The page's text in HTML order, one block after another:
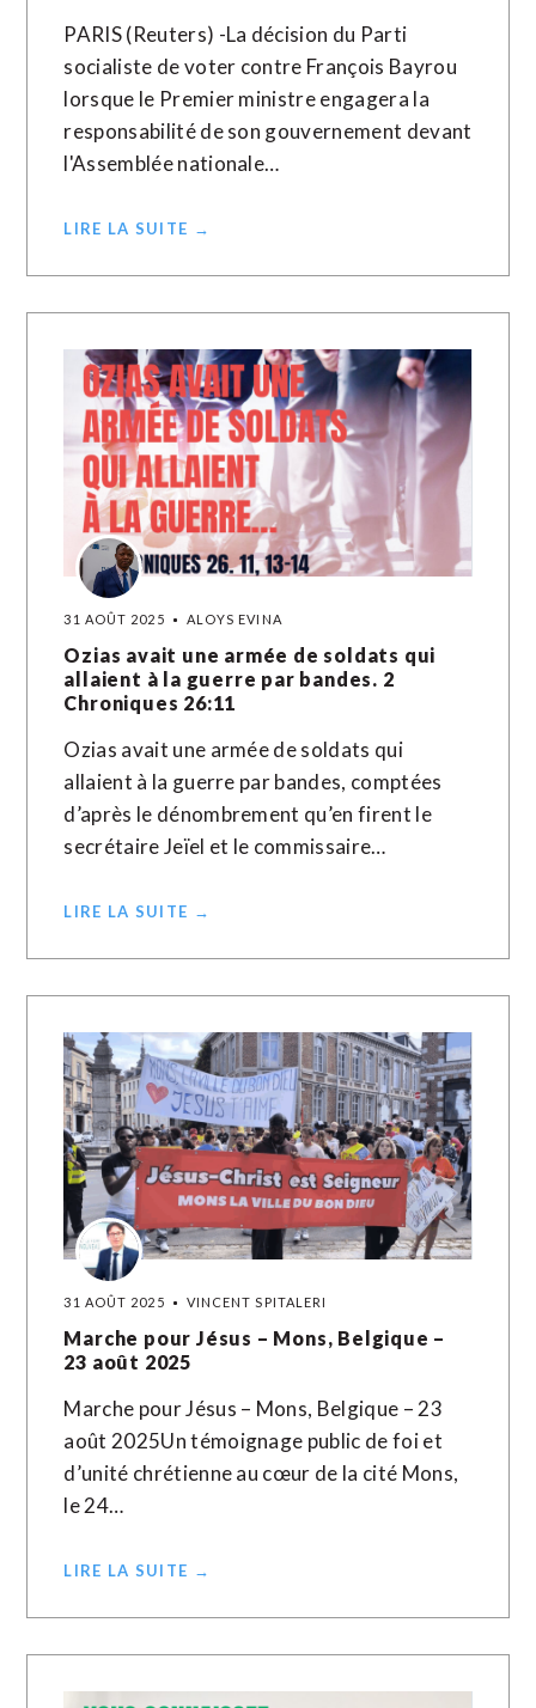
PARIS (Reuters) -La décision du Parti
socialiste de voter contre François Bayrou
lorsque le Premier ministre engagera la
responsabilité de son gouvernement devant
l'Assemblée nationale…
LIRE LA SUITE →
31 AOÛT 2025 ALOYS EVINA
Ozias avait une armée de soldats qui
allaient à la guerre par bandes. 2
Chroniques 26:11
Ozias avait une armée de soldats qui
allaient à la guerre par bandes, comptées
d’après le dénombrement qu’en firent le
secrétaire Jeïel et le commissaire…
LIRE LA SUITE →
31 AOÛT 2025 VINCENT SPITALERI
Marche pour Jésus – Mons, Belgique –
23 août 2025
Marche pour Jésus – Mons, Belgique – 23
août 2025Un témoignage public de foi et
d’unité chrétienne au cœur de la cité Mons,
le 24…
LIRE LA SUITE →